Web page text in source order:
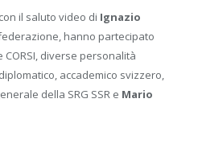
il saluto video di Ignazio
hanno partecipato
CORSI, diverse personalità
accademico svizzero,
della SRG SSR e Mario